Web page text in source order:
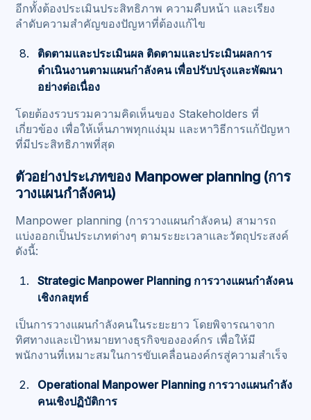
อีกทั้งต้องประเมินประสิทธิภาพ ความคืบหน้า และเรียง
ลำดับความสำคัญของปัญหาที่ต้องแก้ไข
ติดตามและประเมินผล ติดตามและประเมินผลการ
ดำเนินงานตามแผนกำลังคน เพื่อปรับปรุงและพัฒนา
อย่างต่อเนื่อง
โดยต้องรวบรวมความคิดเห็นของ Stakeholders ที่
เกี่ยวข้อง เพื่อให้เห็นภาพทุกแง่มุม และหาวิธีการแก้ปัญหา
ที่มีประสิทธิภาพที่สุด
ตัวอย่างประเภทของ Manpower planning (การ
วางแผนกำลังคน)
Manpower planning (การวางแผนกำลังคน) สามารถ
แบ่งออกเป็นประเภทต่างๆ ตามระยะเวลาและวัตถุประสงค์
ดังนี้:
Strategic Manpower Planning การวางแผนกำลังคน
เชิงกลยุทธ์
เป็นการวางแผนกำลังคนในระยะยาว โดยพิจารณาจาก
ทิศทางและเป้าหมายทางธุรกิจขององค์กร เพื่อให้มี
พนักงานที่เหมาะสมในการขับเคลื่อนองค์กรสู่ความสำเร็จ
Operational Manpower Planning การวางแผนกำลัง
คนเชิงปฏิบัติการ